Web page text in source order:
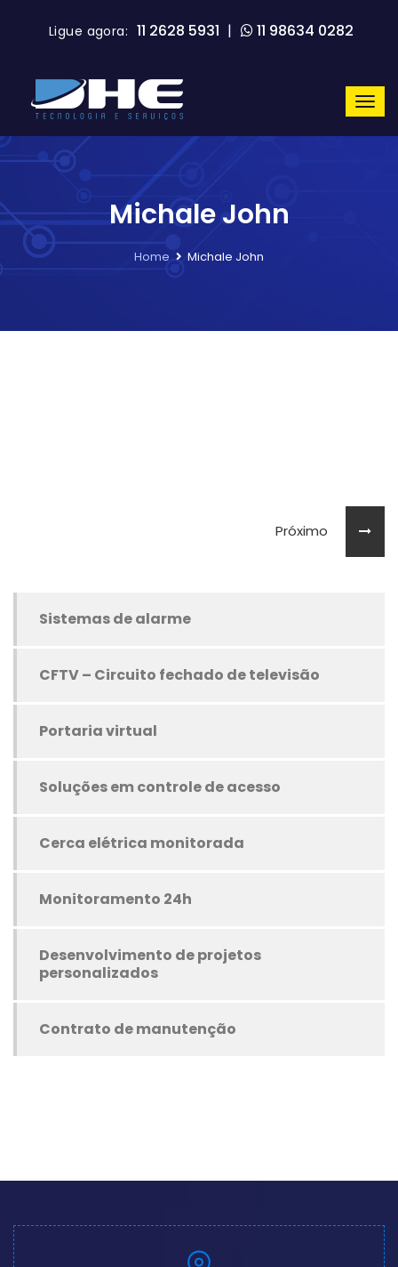
Ligue agora: 11 2628 5931 | 11 98634 0282
Michale John
Home Michale John
Próximo
Sistemas de alarme
CFTV – Circuito fechado de televisão
Portaria virtual
Soluções em controle de acesso
Cerca elétrica monitorada
Monitoramento 24h
Desenvolvimento de projetos
personalizados
Contrato de manutenção